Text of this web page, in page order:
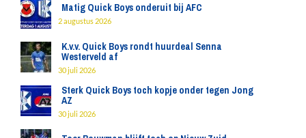
Matig Quick Boys onderuit bij AFC
2 augustus 2026
K.v.v. Quick Boys rondt huurdeal Senna
Westerveld af
30 juli 2026
Sterk Quick Boys toch kopje onder tegen Jong
AZ
30 juli 2026